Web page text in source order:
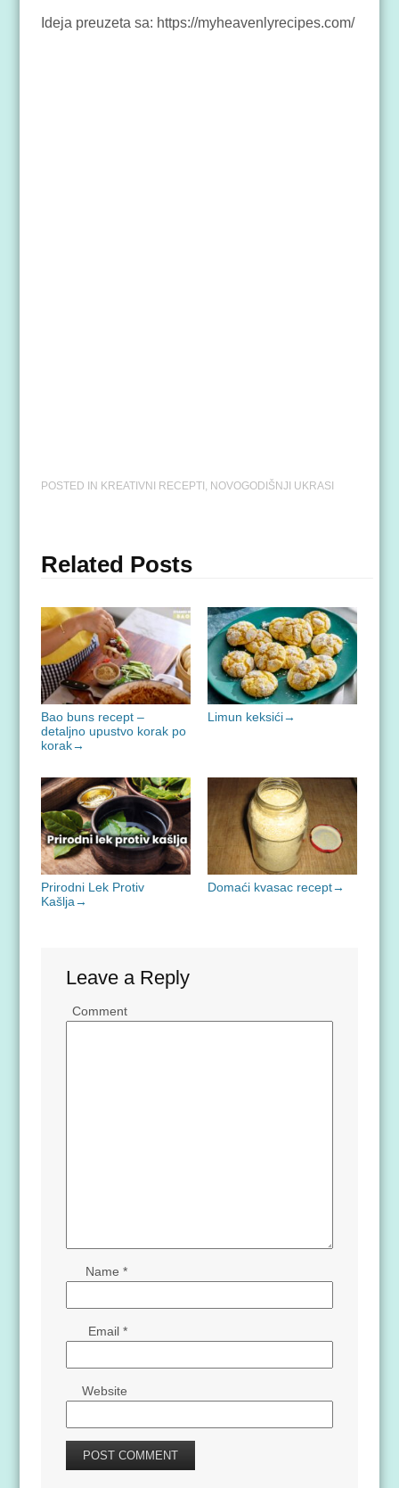
Ideja preuzeta sa: https://myheavenlyrecipes.com/
POSTED IN KREATIVNI RECEPTI NOVOGODIŠNJI UKRASI
Related Posts
Bao buns recept –
detaljno upustvo korak po
korak→
Limun keksići→
Prirodni Lek Protiv
Kašlja→
Domaći kvasac recept→
Leave a Reply
Comment
Name *
Email *
Website